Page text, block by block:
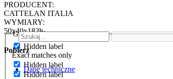
Generic filters
Hidden label
Exact matches only
Hidden label
Hidden label
PRODUCENT:
CATTELAN ITALIA
WYMIARY:
50x40x183h
Pobierz
Dane techniczne